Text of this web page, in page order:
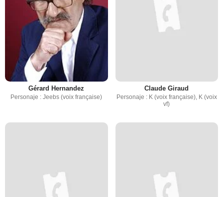
Gérard Hernandez
Personaje : Jeebs (voix française)
Claude Giraud
Personaje : K (voix française), K (voix
vf)